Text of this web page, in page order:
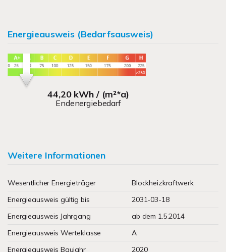
Energieausweis (Bedarfsausweis)
44,20 kWh / (m²*a)
Endenergiebedarf
Weitere Informationen
Wesentlicher Energieträger
Blockheizkraftwerk
Energieausweis gültig bis
2031-03-18
Energieausweis Jahrgang
ab dem 1.5.2014
Energieausweis Werteklasse
A
Energieausweis Baujahr
2020